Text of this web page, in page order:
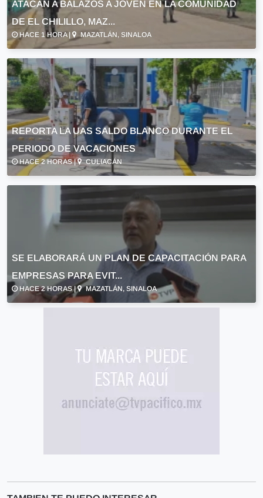
ATACAN A BALAZOS A JOVEN EN LA COMUNIDAD
DE EL CHILILLO, MAZ...
HACE 1 HORA | MAZATLÁN, SINALOA
REPORTA LA UAS SALDO BLANCO DURANTE EL
PERIODO DE VACACIONES
HACE 2 HORAS | CULIACÁN
SE ELABORARÁ UN PLAN DE CAPACITACIÓN PARA
EMPRESAS PARA EVIT...
HACE 2 HORAS | MAZATLÁN, SINALOA